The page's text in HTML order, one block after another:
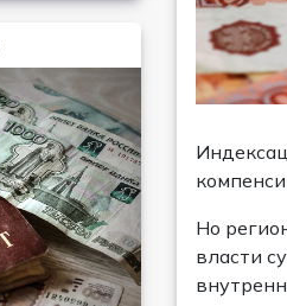
Но
власти